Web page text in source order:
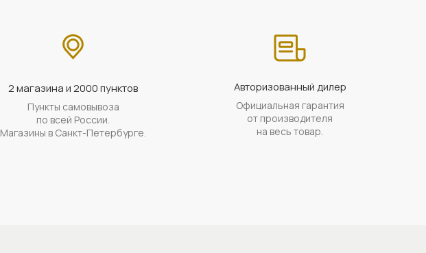
2 магазина и 2000 пунктов
Пункты самовывоза
по всей России.
Магазины в Санкт-Петербурге.
Авторизованный дилер
Официальная гарантия
от производителя
на весь товар.